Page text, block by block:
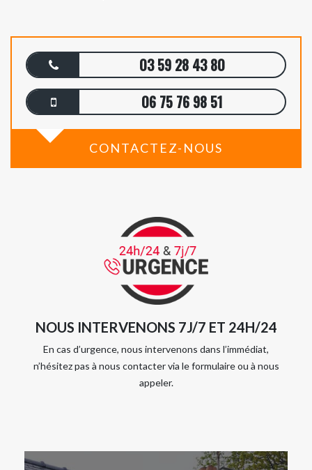
03 59 28 43 80
06 75 76 98 51
CONTACTEZ-NOUS
NOUS INTERVENONS 7J/7 ET 24H/24
En cas d’urgence, nous intervenons dans l’immédiat,
n’hésitez pas à nous contacter via le formulaire ou à nous
appeler.